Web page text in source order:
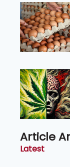
Article
Latest